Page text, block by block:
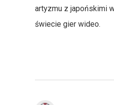
artyzmu z japońskimi
świecie gier wideo.